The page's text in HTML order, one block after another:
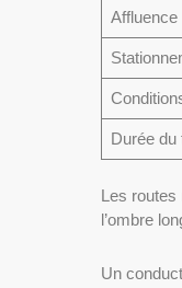
Affluence
Durée du
Les routes
l’ombre
Un